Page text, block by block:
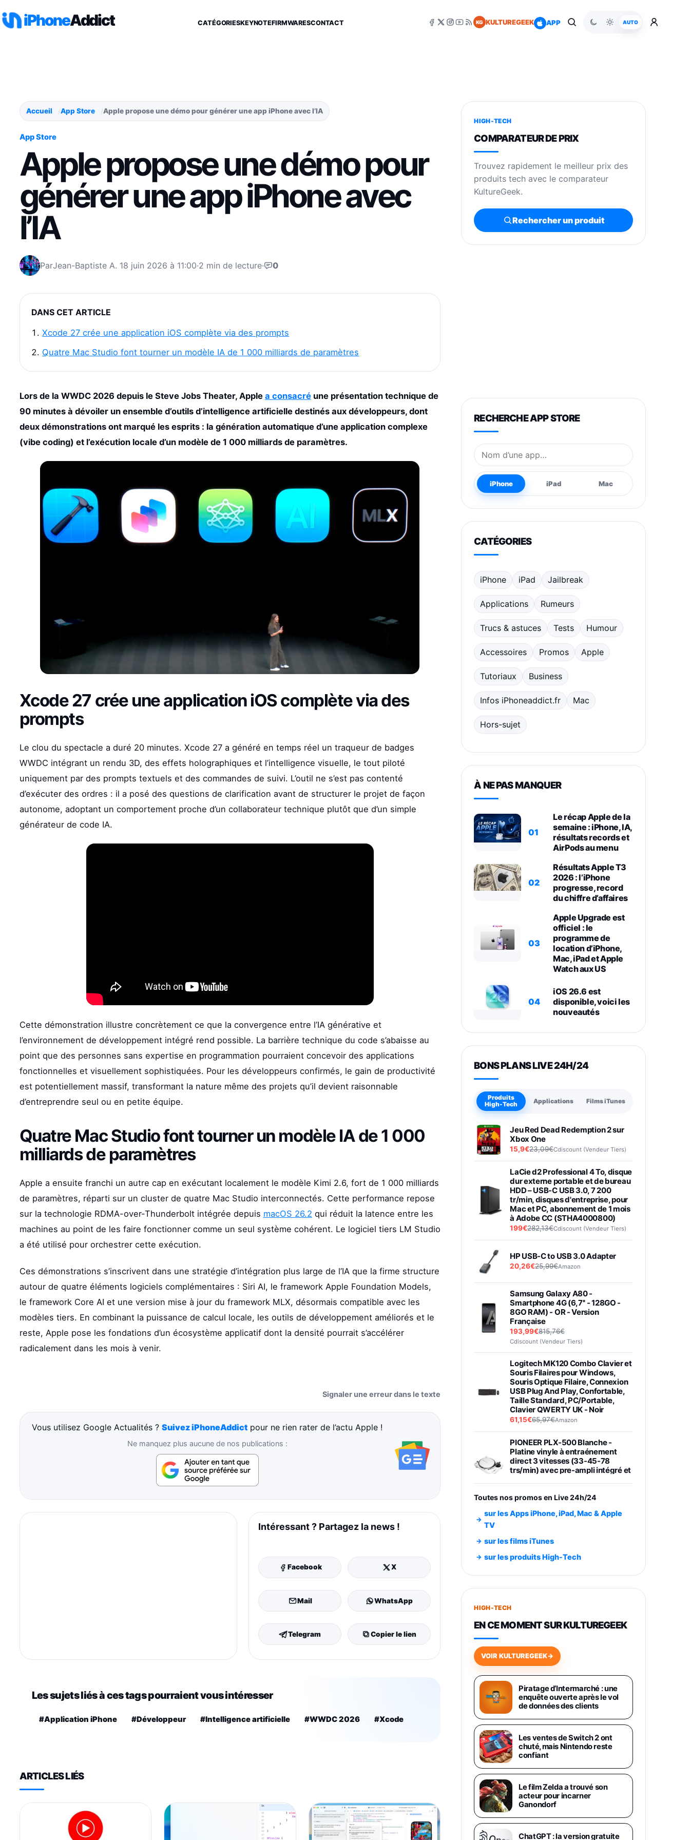
iPhoneAddict CATÉGORIESKEYNOTEFIRMWARESCONTACT KG KULTUREGEEK APP AUTO
Accueil App Store Apple propose une démo pour générer une app iPhone avec l’IA
App Store
Apple propose une démo pour
générer une app iPhone avec
l’IA
ParJean-Baptiste A. 18 juin 2026 à 11:00·2 min de lecture· 0
DANS CET ARTICLE
Xcode 27 crée une application iOS complète via des prompts
Quatre Mac Studio font tourner un modèle IA de 1 000 milliards de paramètres
Lors de la WWDC 2026 depuis le Steve Jobs Theater, Apple a consacréune présentation technique de
90 minutes à dévoiler un ensemble d’outils d’intelligence artificielle destinés aux développeurs, dont
deux démonstrations ont marqué les esprits : la génération automatique d’une application complexe
(vibe coding) et l’exécution locale d’un modèle de 1 000 milliards de paramètres.
Xcode 27 crée une application iOS complète via des
prompts
Le clou du spectacle a duré 20 minutes. Xcode 27 a généré en temps réel un traqueur de badges
WWDC intégrant un rendu 3D, des effets holographiques et l’intelligence visuelle, le tout piloté
uniquement par des prompts textuels et des commandes de suivi. L’outil ne s’est pas contenté
d’exécuter des ordres : il a posé des questions de clarification avant de structurer le projet de façon
autonome, adoptant un comportement proche d’un collaborateur technique plutôt que d’un simple
générateur de code IA.
Cette démonstration illustre concrètement ce que la convergence entre l’IA générative et
l’environnement de développement intégré rend possible. La barrière technique du code s’abaisse au
point que des personnes sans expertise en programmation pourraient concevoir des applications
fonctionnelles et visuellement sophistiquées. Pour les développeurs confirmés, le gain de productivité
est potentiellement massif, transformant la nature même des projets qu’il devient raisonnable
d’entreprendre seul ou en petite équipe.
Quatre Mac Studio font tourner un modèle IA de 1 000
milliards de paramètres
Apple a ensuite franchi un autre cap en exécutant localement le modèle Kimi 2.6, fort de 1 000 milliards
de paramètres, réparti sur un cluster de quatre Mac Studio interconnectés. Cette performance repose
sur la technologie RDMA-over-Thunderbolt intégrée depuis macOS 26.2 qui réduit la latence entre les
machines au point de les faire fonctionner comme un seul système cohérent. Le logiciel tiers LM Studio
a été utilisé pour orchestrer cette exécution.
Ces démonstrations s’inscrivent dans une stratégie d’intégration plus large de l’IA que la firme structure
autour de quatre éléments logiciels complémentaires : Siri AI, le framework Apple Foundation Models,
le framework Core AI et une version mise à jour du framework MLX, désormais compatible avec les
modèles tiers. En combinant la puissance de calcul locale, les outils de développement améliorés et le
reste, Apple pose les fondations d’un écosystème applicatif dont la densité pourrait s’accélérer
radicalement dans les mois à venir.
Signaler une erreur dans le texte
Vous utilisez Google Actualités ?Suivez iPhoneAddict pour ne rien rater de l’actu Apple !
Ne manquez plus aucune de nos publications :
Intéressant ? Partagez la news !
Facebook X
Mail WhatsApp
Telegram Copier le lien
Les sujets liés à ces tags pourraient vous intéresser
#Application iPhone #Développeur #Intelligence artificielle #WWDC 2026 #Xcode
ARTICLES LIÉS
HIGH-TECH
COMPARATEUR DE PRIX
Trouvez rapidement le meilleur prix des
produits tech avec le comparateur
KultureGeek.
Rechercher un produit
RECHERCHE APP STORE
Nom de l’application
iPhone iPad Mac
CATÉGORIES
iPhone iPad Jailbreak
Applications Rumeurs
Trucs & astuces Tests Humour
Accessoires Promos Apple
Tutoriaux Business
Infos iPhoneaddict.fr Mac
Hors-sujet
À NE PAS MANQUER
01
Le récap Apple de la
semaine : iPhone, IA,
résultats records et
AirPods au menu
02
Résultats Apple T3
2026 : l’iPhone
progresse, record
du chiffre d’affaires
03
Apple Upgrade est
officiel : le
programme de
location d’iPhone,
Mac, iPad et Apple
Watch aux US
04
iOS 26.6 est
disponible, voici les
nouveautés
BONS PLANS LIVE 24H/24
Produits
High-Tech
Applications Films iTunes
Jeu Red Dead Redemption 2 sur
Xbox One
15,9€23,09€Cdiscount (Vendeur Tiers)
LaCie d2 Professional 4 To, disque
dur externe portable et de bureau
HDD – USB-C USB 3.0, 7 200
tr/min, disques d'entreprise, pour
Mac et PC, abonnement de 1 mois
à Adobe CC (STHA4000800)
199€282,13€Cdiscount (Vendeur Tiers)
HP USB-C to USB 3.0 Adapter
20,26€25,99€Amazon
Samsung Galaxy A80 -
Smartphone 4G (6,7'' - 128GO -
8GO RAM) - OR - Version
Française
193,99€815,76€
Cdiscount (Vendeur Tiers)
Logitech MK120 Combo Clavier et
Souris Filaires pour Windows,
Souris Optique Filaire, Connexion
USB Plug And Play, Confortable,
Taille Standard, PC/Portable,
Clavier QWERTY UK - Noir
61,15€65,97€Amazon
PIONEER PLX-500 Blanche -
Platine vinyle à entraénement
direct 3 vitesses (33-45-78
trs/min) avec pre-ampli intégré et
Smartphone SAMSUNG Galaxy
Smartphone SAMSUNG Galaxy
S26+ Violet 256Go
749,99€1240,43€Fnac (Vendeur Tiers)
648,63€
Smartphone Android 5G avec
Galaxy AI, 512 Go, Chargeur
Secteur Rapide 25W Inclus,
Smartphone déverrouillé, Noir,
Version FR
1019€1399€Fnac (Vendeur Tiers)
Galaxy S26 Ultra 512 Go Bleu
1019€ 1399€ Fnac (Vendeur Tiers)
Galaxy S26 Ultra 256 Go Violet
892€1199€
Philips SHK2000BL - Casque
Enfant - Bleu & Répartiteur Audio
5 Casques, Blanc
24,94€29,96€Fnac (Vendeur Tiers)
Toutes nos promos en Live 24h/24
sur les Apps iPhone, iPad, Mac & Apple
TV
sur les films iTunes
sur les produits High-Tech
HIGH-TECH
EN CE MOMENT SUR KULTUREGEEK
VOIR KULTUREGEEK→
Piratage d’Intermarché : une
enquête ouverte après le vol
de données des clients
Les ventes de Switch 2 ont
chuté, mais Nintendo reste
confiant
Le film Zelda a trouvé son
acteur pour incarner
Ganondorf
ChatGPT : la version gratuite